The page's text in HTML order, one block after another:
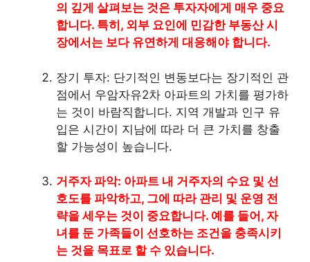
의 깊게 살펴보는 것은 투자자에게 매우 중요
합니다. 특히, 외부 요인에 민감한 부동산 시
장에서는 보다 유연하게 대응해야 합니다.
장기 투자: 단기적인 변동보다는 장기적인 관
점에서 우암자유2차 아파트의 가치를 평가하
는 것이 바람직합니다. 지역 개발과 인구 유
입은 시간이 지남에 따라 더 큰 가치를 창출
할 가능성이 높습니다.
거주자 파악: 아파트 내 거주자의 수요 및 선
호도를 파악하고, 그에 따라 관리 및 운영 전
략을 세우는 것이 중요합니다. 예를 들어, 자
녀를 둔 가족들이 선호하는 조건을 충족시키
는 것을 목표로 할 수 있습니다.